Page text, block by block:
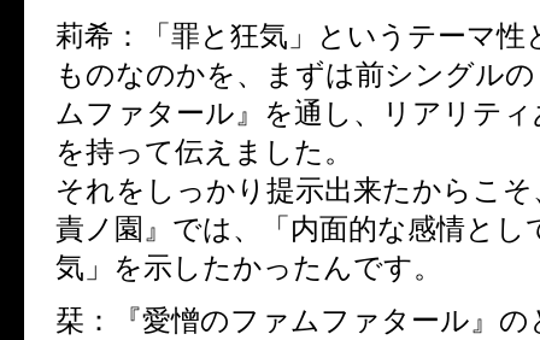
莉希：「罪と狂気」というテーマ性
ものなのかを、まずは前シングル
ムファタール』を通し、リアリテ
を持って伝えました。
それをしっかり提示出来たからこ
責ノ園』では、「内面的な感情とし
気」を示したかったんです。
栞：『愛憎のファムファタール』